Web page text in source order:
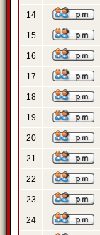
14
15
16
17
18
19
20
21
22
23
24